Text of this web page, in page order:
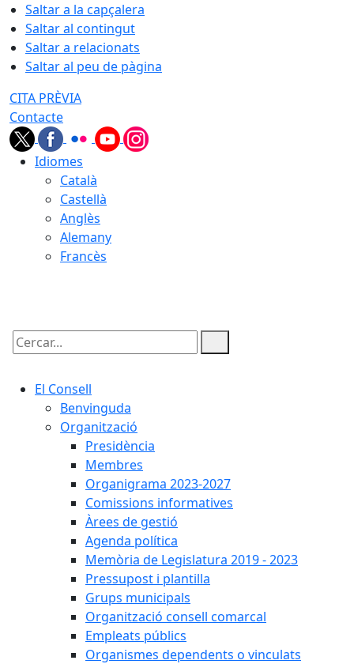
Saltar a la capçalera
Saltar al contingut
Saltar a relacionats
Saltar al peu de pàgina
CITA PRÈVIA
Contacte
Idiomes
Català
Castellà
Anglès
Alemany
Francès
Cercar:
El Consell
Benvinguda
Organització
Presidència
Membres
Organigrama 2023-2027
Comissions informatives
Àrees de gestió
Agenda política
Memòria de Legislatura 2019 - 2023
Pressupost i plantilla
Grups municipals
Organització consell comarcal
Empleats públics
Organismes dependents o vinculats